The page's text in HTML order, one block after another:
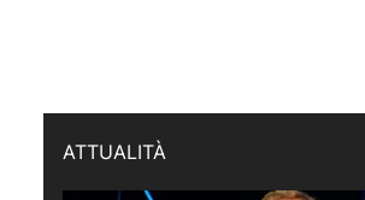
ATTUALITÀ